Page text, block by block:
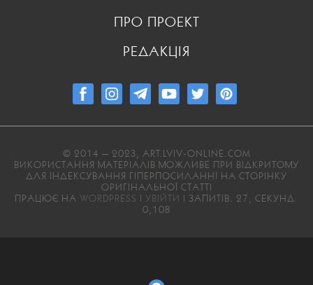
ПРО ПРОЕКТ
РЕДАКЦІЯ
© 2014 — 2023, ART.LVIV-ONLINE.COM
ВИКОРИСТАННЯ МАТЕРІАЛІВ МОЖЛИВЕ ПРИ ВІДКРИТОМУ
ДЛЯ ІНДЕКСУВАННЯ ГІПЕРПОСИЛАННІ НА СТОРІНКУ
ОРИГІНАЛЬНОЇ СТАТТІ
ПРАЦЮЄ НА WORDPRESS | УВІЙТИ | ЗАПИТІВ: 27, СЕКУНД:
0,108